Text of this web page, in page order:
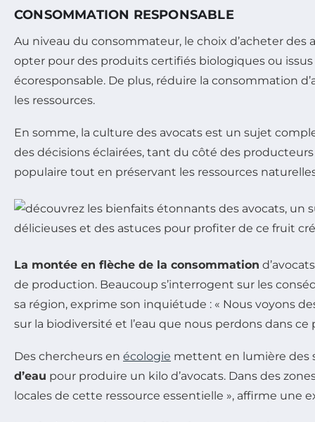
CONSOMMATION RESPONSABLE
Au niveau du consommateur, le choix d’acheter
opter pour des produits certifiés biologiques ou
écoresponsable. De plus, réduire la consommation
les ressources.
En somme, la culture des avocats est un sujet
des décisions éclairées, tant du côté des
populaire tout en préservant les ressources
La montée en flèche de la consommation
de production. Beaucoup s’interrogent sur les
sa région, exprime son inquiétude : « Nous voyons
sur la biodiversité et l’eau que nous perdons dans ce
Des chercheurs en écologie mettent en lumière des
d’eau pour produire un kilo d’avocats. Dans des
locales de cette ressource essentielle », affirme une